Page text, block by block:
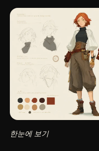
한눈에 보기